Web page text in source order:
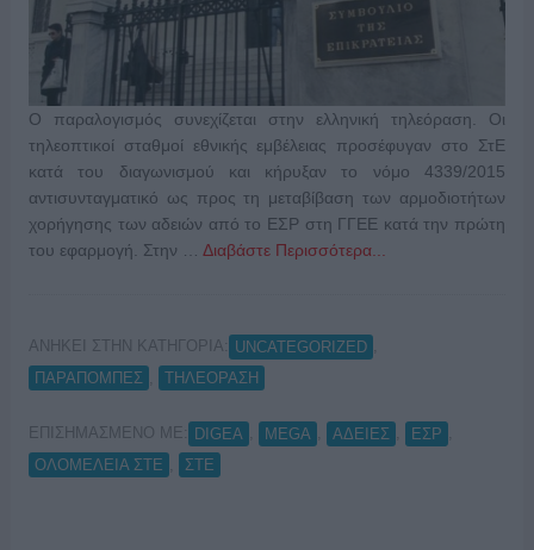
Ο παραλογισμός συνεχίζεται στην ελληνική τηλεόραση. Οι
τηλεοπτικοί σταθμοί εθνικής εμβέλειας προσέφυγαν στο ΣτΕ
κατά του διαγωνισμού και κήρυξαν το νόμο 4339/2015
αντισυνταγματικό ως προς τη μεταβίβαση των αρμοδιοτήτων
χορήγησης των αδειών από το ΕΣΡ στη ΓΓΕΕ κατά την πρώτη
του εφαρμογή. Στην … Διαβάστε Περισσότερα...
ΑΝΗΚΕΙ ΣΤΗΝ ΚΑΤΗΓΟΡΙΑ: UNCATEGORIZED
ΠΑΡΑΠΟΜΠΕΣ
ΤΗΛΕΟΡΑΣΗ
ΕΠΙΣΗΜΑΣΜΕΝΟ ΜΕ: DIGEA MEGA ΑΔΕΙΕΣ ΕΣΡ
ΟΛΟΜΕΛΕΙΑ ΣΤΕ
ΣΤΕ